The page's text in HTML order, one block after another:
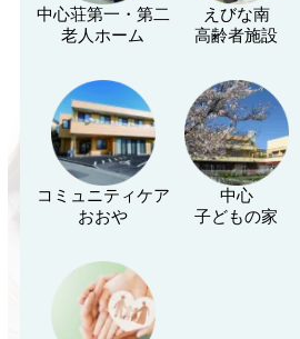
中心荘第一・第二
老人ホーム
えびな南
高齢者施設
コミュニティケア
おおや
中心
子どもの家